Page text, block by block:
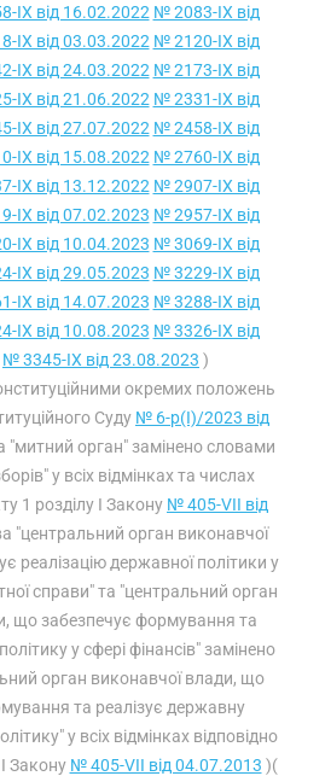
IX від 16.02.2022 № 2083-IX від
IX від 03.03.2022 № 2120-IX від
IX від 24.03.2022 № 2173-IX від
IX від 21.06.2022 № 2331-IX від
IX від 27.07.2022 № 2458-IX від
IX від 15.08.2022 № 2760-IX від
IX від 13.12.2022 № 2907-IX від
IX від 07.02.2023 № 2957-IX від
IX від 10.04.2023 № 3069-IX від
IX від 29.05.2023 № 3229-IX від
IX від 14.07.2023 № 3288-IX від
IX від 10.08.2023 № 3326-IX від
№ 3345-IX від 23.08.2023 )
окремих положень
Суду № 6-р(I)/2023 від
"митний орган" замінено словами
у всіх відмінках та числах
1 розділу I Закону № 405-VII від
"центральний орган виконавчої
реалізацію державної політики у
справи" та "центральний орган
що забезпечує формування та
у сфері фінансів" замінено
орган виконавчої влади, що
та реалізує державну
у всіх відмінках відповідно
I Закону № 405-VII від 04.07.2013 )(